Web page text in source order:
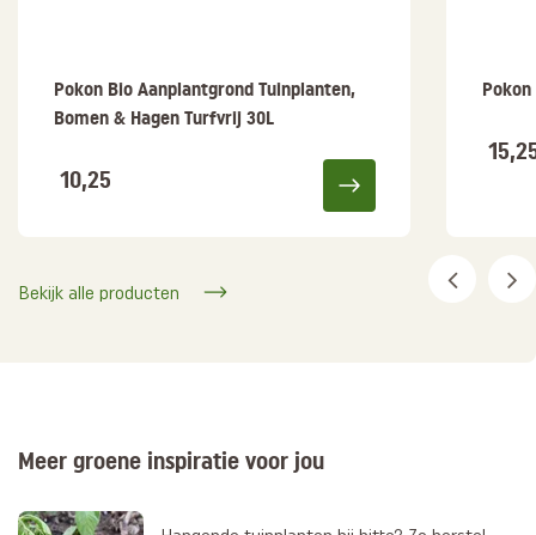
Pokon Bio Aanplantgrond Tuinplanten,
Bomen & Hagen Turfvrij 30L
10,25
Bekijk alle producten
Meer groene inspiratie voor jou